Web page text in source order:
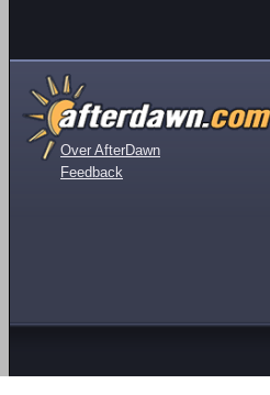
Over AfterDawn
Feedback